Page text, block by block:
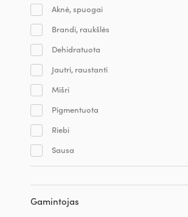
Aknė, spuogai
Brandi, raukšlės
Dehidratuota
Jautri, raustanti
Mišri
Pigmentuota
Riebi
Sausa
Gamintojas